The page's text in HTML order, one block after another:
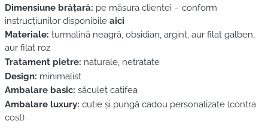
Dimensiune brățară: pe măsura clientei – conform
instrucțiunilor disponibile aici
Materiale: turmalină neagră, obsidian, argint, aur filat galben,
aur filat roz
Tratament pietre: naturale, netratate
Design: minimalist
Ambalare basic: săculeț catifea
Ambalare luxury: cutie și pungă cadou personalizate (contra
cost)